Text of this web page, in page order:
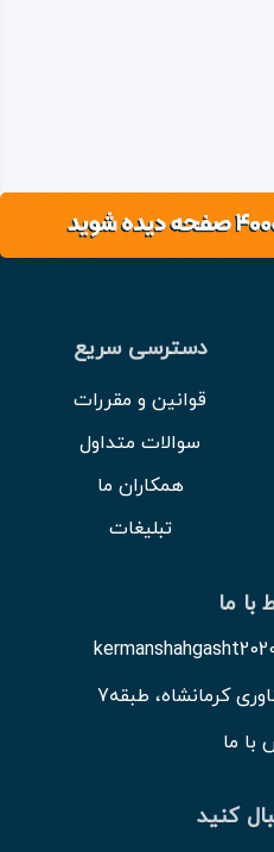
دسترسی سریع
قوانین و مقررات
سوالات متداول
همکاران ما
تبلیغات
با ما
کرمانشاه، طبقه7
با ما
کنید